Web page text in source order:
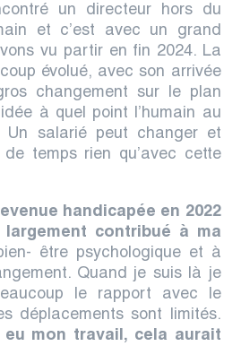
un directeur hors du
et c’est avec un grand
vu partir en fin 2024. La
évolué, avec son arrivée
changement sur le plan
à quel point l’humain au
Un salarié peut changer et
temps rien qu’avec cette
handicapée en 2022
contribué à ma
être psychologique et à
Quand je suis là je
le rapport avec le
déplacements sont limités.
eu mon travail, cela aurait